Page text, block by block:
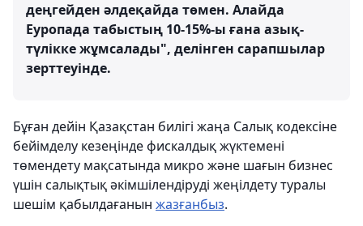
деңгейден әлдеқайда төмен. Алайда
Еуропада табыстың 10-15%-ы ғана азық-
түлікке жұмсалады", делінген сарапшылар
зерттеуінде.
Бұған дейін Қазақстан билігі жаңа Салық кодексіне
бейімделу кезеңінде фискалдық жүктемені
төмендету мақсатында микро және шағын бизнес
үшін салықтық әкімшілендіруді жеңілдету туралы
шешім қабылдағанын жазғанбыз.